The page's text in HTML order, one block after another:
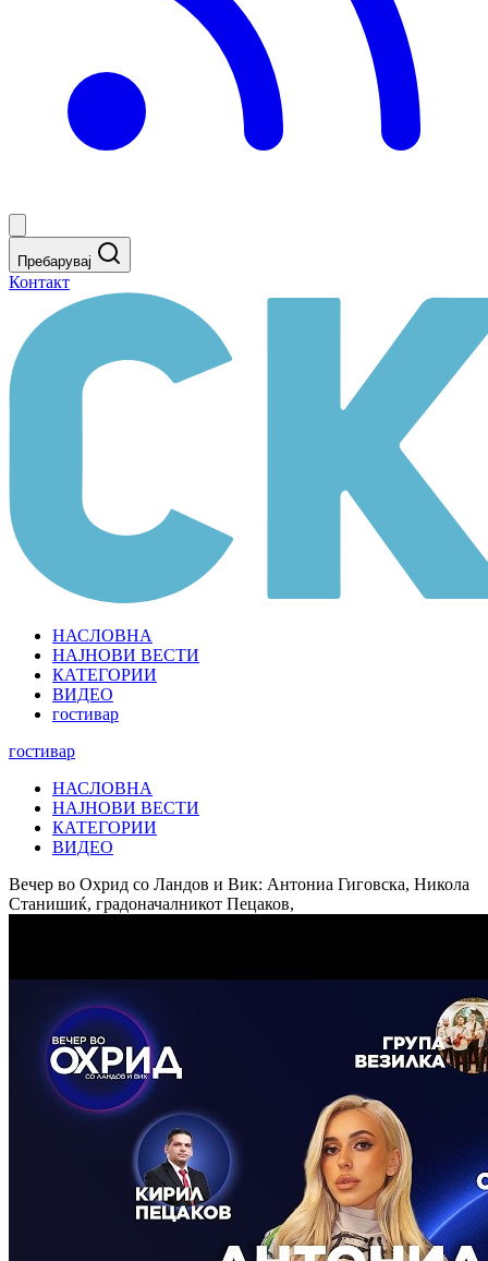
Пребарувај
Контакт
НАСЛОВНА
НАЈНОВИ ВЕСТИ
КАТЕГОРИИ
ВИДЕО
гостивар
гостивар
НАСЛОВНА
НАЈНОВИ ВЕСТИ
КАТЕГОРИИ
ВИДЕО
Вечер во Охрид со Ландов и Вик: Антониа Гиговска, Никола
Станишиќ, градоначалникот Пецаков,